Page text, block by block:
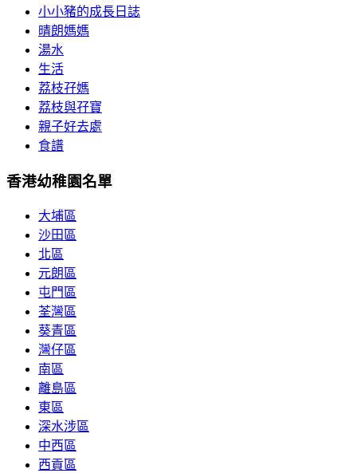
小小豬的成長日誌
晴朗媽媽
湯水
生活
荔枝孖媽
荔枝與孖寶
親子好去處
食譜
香港幼稚園名單
大埔區
沙田區
北區
元朗區
屯門區
荃灣區
葵青區
灣仔區
南區
離島區
東區
深水涉區
中西區
西貢區